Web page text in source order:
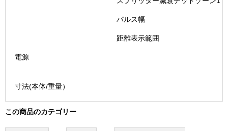
パルス幅
距離表示範囲
電源
寸法(本体/重量）
この商品のカテゴリー